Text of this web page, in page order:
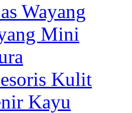
Wayang
Mini
Kulit
Kayu